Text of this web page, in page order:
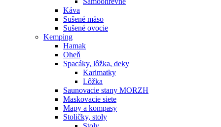
Káva
Sušené mäso
Sušené ovocie
Kemping
Hamak
Oheň
Spacáky, lôžka, deky
Karimatky
Lôžka
Saunovacie stany MORZH
Maskovacie siete
Mapy a kompasy
Stoličky, stoly